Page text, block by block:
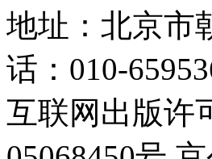
地址：北京市
话：010-
互联网出版许